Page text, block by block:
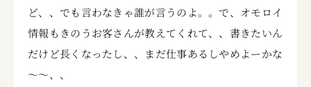
ど、、でも言わなきゃ誰が言うのよ。。で、オモロイ
情報もきのうお客さんが教えてくれて、、書きたいん
だけど長くなったし、、まだ仕事あるしやめよーかな
～～、、